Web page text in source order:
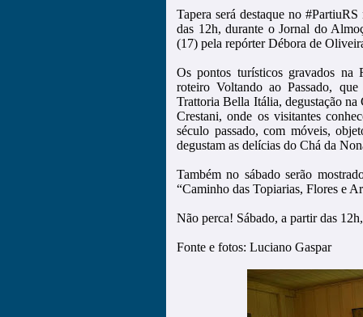
Tapera será destaque no
das 12h, durante o Jornal do
(17) pela repórter Débora de
Os pontos turísticos gravados na
roteiro Voltando ao Passado,
Trattoria Bella Itália, degustação
Crestani, onde os visitantes
século passado, com móveis,
degustam as delícias do Chá da
Também no sábado serão
“Caminho das Topiarias, Flores e
Não perca! Sábado, a partir das
Fonte e fotos: Luciano Gaspar